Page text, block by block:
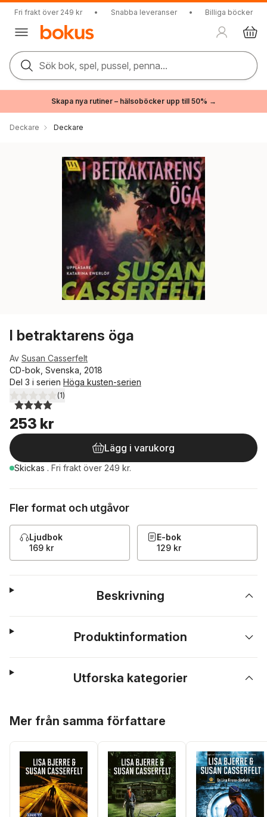
Fri frakt över 249 kr • Snabba leveranser • Billiga böcker
Sök bok, spel, pussel, penna...
Skapa nya rutiner – hälsoböcker upp till 50% →
Deckare Deckare
I betraktarens öga
Av Susan Casserfelt
CD-bok, Svenska, 2018
Del 3 i serien Höga kusten-serien
4,0utav 5 stjärnor. Totalt antal röster:
(1)
253 kr
Lägg i varukorg
Skickas . Fri frakt över 249 kr.
Fler format och utgåvor
Ljudbok
169 kr
E-bok
129 kr
Beskrivning
Produktinformation
Utforska kategorier
Mer från samma författare